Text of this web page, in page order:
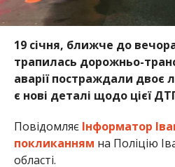
19 січня, ближче до
трапилась дорожньо-
аварії постраждали двоє
є нові деталі щодо цієї
Повідомляє Інформатор
покликанням на Поліцію
області.